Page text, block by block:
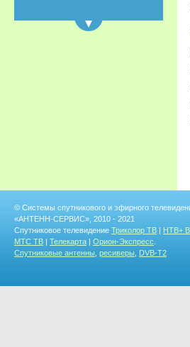
© Системы спутникового и эфирного
«АНТЕНН-СЕРВИС», 2010 - 2021
Спутниковое телевидение Триколор ТВ | НТВ+
МТС ТВ | Телекарта | Орион-Экспресс
Спутниковые антенны ресиверы DVB-T2